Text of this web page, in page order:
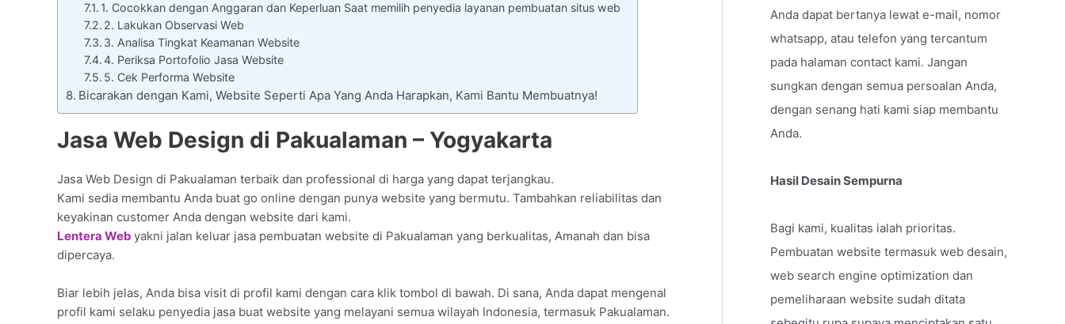
1. Cocokkan dengan Anggaran dan Keperluan Saat memilih penyedia layanan pembuatan situs web
2. Lakukan Observasi Web
3. Analisa Tingkat Keamanan Website
4. Periksa Portofolio Jasa Website
5. Cek Performa Website
Bicarakan dengan Kami, Website Seperti Apa Yang Anda Harapkan, Kami Bantu Membuatnya!
Jasa Web Design di Pakualaman – Yogyakarta
Jasa Web Design di Pakualaman terbaik dan professional di harga yang dapat terjangkau.
Kami sedia membantu Anda buat go online dengan punya website yang bermutu. Tambahkan reliabilitas dan
keyakinan customer Anda dengan website dari kami.
Lentera Web yakni jalan keluar jasa pembuatan website di Pakualaman yang berkualitas, Amanah dan bisa
dipercaya.
Biar lebih jelas, Anda bisa visit di profil kami dengan cara klik tombol di bawah. Di sana, Anda dapat mengenal
profil kami selaku penyedia jasa buat website yang melayani semua wilayah Indonesia, termasuk Pakualaman.
Anda dapat bertanya lewat e-mail, nomor
whatsapp, atau telefon yang tercantum
pada halaman contact kami. Jangan
sungkan dengan semua persoalan Anda,
dengan senang hati kami siap membantu
Anda.
Hasil Desain Sempurna
Bagi kami, kualitas ialah prioritas.
Pembuatan website termasuk web desain,
web search engine optimization dan
pemeliharaan website sudah ditata